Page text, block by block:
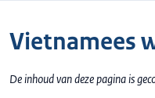
Vietnamees
De inhoud van deze pagina is